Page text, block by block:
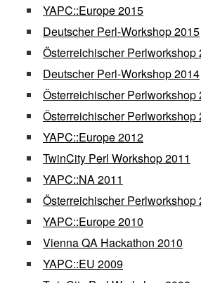
YAPC::Europe 2015
Deutscher Perl-Workshop 2015
Österreichischer Perlworkshop
Deutscher Perl-Workshop 2014
Österreichischer Perlworkshop
Österreichischer Perlworkshop
YAPC::Europe 2012
TwinCity Perl Workshop 2011
YAPC::NA 2011
Österreichischer Perlworkshop
YAPC::Europe 2010
Vienna QA Hackathon 2010
YAPC::EU 2009